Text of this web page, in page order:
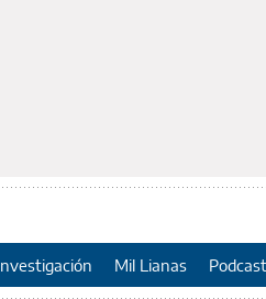
Mil Lianas Podcast